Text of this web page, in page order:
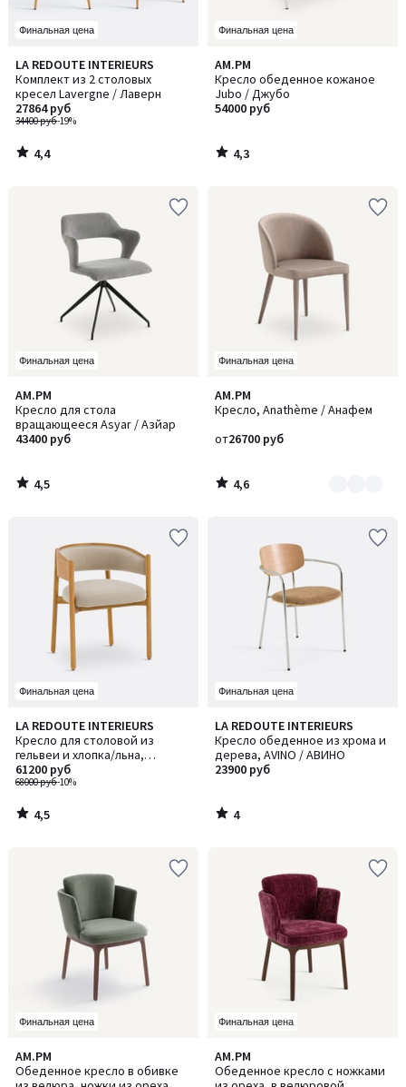
Финальная цена
LA REDOUTE INTERIEURS
Комплект из 2 столовых
кресел Lavergne / Лаверн
34400 руб-19%
27864 руб
4,4
/ 5
4,4
/
Финальная цена
AM.PM
Кресло обеденное кожаное
Jubo / Джубо
54000 руб
4,3
/ 5
4,3
/
Финальная цена
AM.PM
Кресло для стола
вращающееся Asyar / Азйар
43400 руб
4,5
/ 5
4,5
/
Финальная цена
AM.PM
Кресло, Anathème / Анафем
от26700 руб
4,6
/ 5
Количество
цветов:
4,6
/
Финальная цена
LA REDOUTE INTERIEURS
Кресло для столовой из
гельвеи и хлопка/льна,
Natesse / Натесс
68000 руб-10%
61200 руб
4,5
/ 5
4,5
/
Финальная цена
LA REDOUTE INTERIEURS
Кресло обеденное из хрома и
дерева, AVINO / АВИНО
23900 руб
4
/
5
4
/
Финальная цена
AM.PM
Обеденное кресло в обивке
4
/
Финальная цена
AM.PM
Обеденное кресло с ножками
5
/